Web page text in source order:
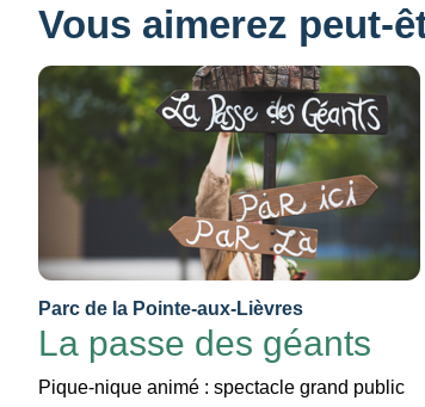
Vous aimerez peut-
Parc de la Pointe-aux-Lièvres
La passe des géants
Pique-nique animé : spectacle grand public